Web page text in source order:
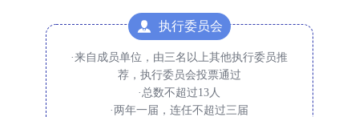
·来自成员单位，由三名以上其他执行委员推
荐，执行委员会投票通过
·总数不超过13人
·两年一届，连任不超过三届
执行委员会